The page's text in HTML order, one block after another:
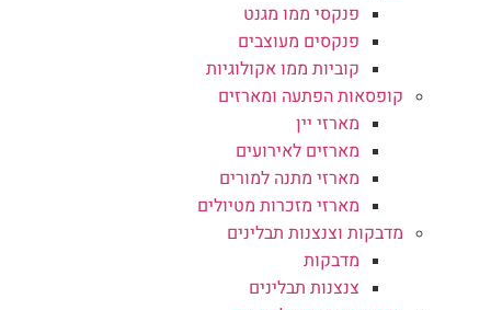
פנקסי ממו מגנט
פנקסים מעוצבים
קוביות ממו אקולוגיות
קופסאות הפתעה ומארזים
מארזי יין
מארזים לאירועים
מארזי מתנה למורים
מארזי מזכרות מטיולים
מדבקות וצנצנות תבלינים
מדבקות
צנצנות תבלינים